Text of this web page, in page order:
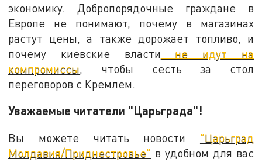
экономику. Добропорядочные граждане в
Европе не понимают, почему в магазинах
растут цены, а также дорожает топливо, и
почему киевские власти не идут на
компромиссы , чтобы сесть за стол
переговоров с Кремлем.
Уважаемые читатели "Царьграда"!
Вы можете читать новости "Царьград
Молдавия/Приднестровье" в удобном для вас